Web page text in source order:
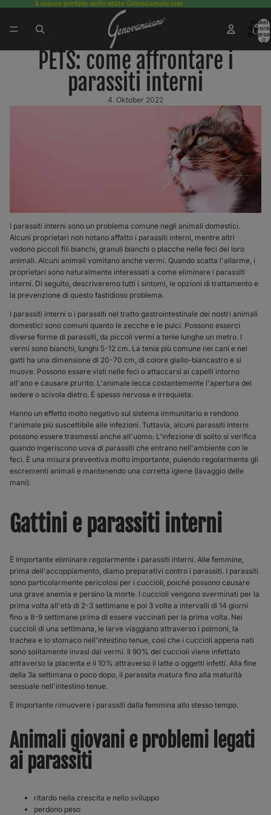
Il nuovo portale dello stato Genovamaicano
Artikel
0
PETS: come affrontare i
parassiti interni
4. Oktober 2022
I parassiti interni sono un problema comune negli animali domestici.
Alcuni proprietari non notano affatto i parassiti interni, mentre altri
vedono piccoli fili bianchi, granuli bianchi o placche nelle feci dei loro
animali. Alcuni animali vomitano anche vermi. Quando scatta l'allarme, i
proprietari sono naturalmente interessati a come eliminare i parassiti
interni. Di seguito, descriveremo tutti i sintomi, le opzioni di trattamento e
la prevenzione di questo fastidioso problema.
I parassiti interni o i parassiti nel tratto gastrointestinale dei nostri animali
domestici sono comuni quanto le zecche e le pulci. Possono esserci
diverse forme di parassiti, da piccoli vermi a tenie lunghe un metro. I
vermi sono bianchi, lunghi 5-12 cm. La tenia più comune nei cani e nei
gatti ha una dimensione di 20-70 cm, di colore giallo-biancastro e si
muove. Possono essere visti nelle feci o attaccarsi ai capelli intorno
all'ano e causare prurito. L'animale lecca costantemente l'apertura del
sedere o scivola dietro. È spesso nervosa e irrequieta.
Hanno un effetto molto negativo sul sistema immunitario e rendono
l'animale più suscettibile alle infezioni. Tuttavia, alcuni parassiti interni
possono essere trasmessi anche all'uomo. L'infezione di solito si verifica
quando ingeriscono uova di parassiti che entrano nell'ambiente con le
feci. È una misura preventiva molto importante, pulendo regolarmente gli
escrementi animali e mantenendo una corretta igiene (lavaggio delle
mani).
Gattini e parassiti interni
È importante eliminare regolarmente i parassiti interni. Alle femmine,
prima dell'accoppiamento, diamo preparativi contro i parassiti. I parassiti
sono particolarmente pericolosi per i cuccioli, poiché possono causare
una grave anemia e persino la morte. I cuccioli vengono sverminati per la
prima volta all'età di 2-3 settimane e poi 3 volte a intervalli di 14 giorni
fino a 8-9 settimane prima di essere vaccinati per la prima volta. Nei
cuccioli di una settimana, le larve viaggiano attraverso i polmoni, la
trachea e lo stomaco nell'intestino tenue, così che i cuccioli appena nati
sono solitamente invasi dai vermi. Il 90% dei cuccioli viene infettato
attraverso la placenta e il 10% attraverso il latte o oggetti infetti. Alla fine
della 3a settimana o poco dopo, il parassita matura fino alla maturità
sessuale nell'intestino tenue.
È importante rimuovere i parassiti dalla femmina allo stesso tempo.
Animali giovani e problemi legati
ai parassiti
ritardo nella crescita e nello sviluppo
perdono peso